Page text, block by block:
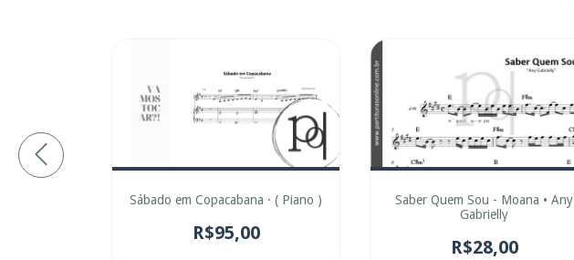
Sábado em Copacabana · ( Piano )
R$95,00
Saber Quem Sou - Moana • Any
Gabrielly
R$28,00